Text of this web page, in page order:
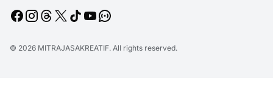
© 2026 MITRAJASAKREATIF. All rights reserved.